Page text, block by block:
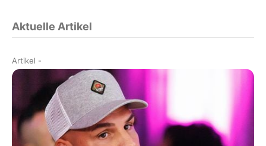
Aktuelle Artikel
Artikel -